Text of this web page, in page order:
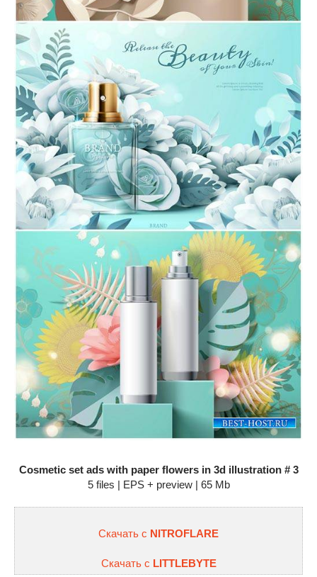
Cosmetic set ads with paper flowers in 3d illustration # 3
5 files | EPS + preview | 65 Mb
Скачать с NITROFLARE
Скачать с LITTLEBYTE